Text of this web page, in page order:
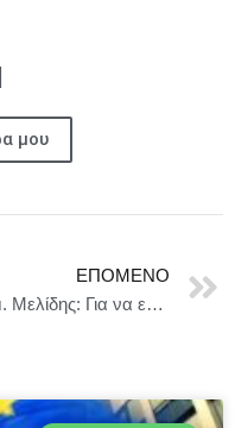
μου
ΕΠΌΜΕΝΟ
Δημ. Μελίδης: Για να επιστρέψουν οι πολίτες στις κάλπες απαιτείται να ξαναγίνει αξιόπιστος ο προοδευτικός χώρος